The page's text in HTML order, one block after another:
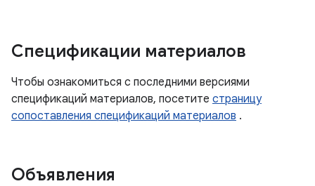
Спецификации материалов
Чтобы ознакомиться с последними версиями
спецификаций материалов, посетите страницу
сопоставления спецификаций материалов .
Объявления